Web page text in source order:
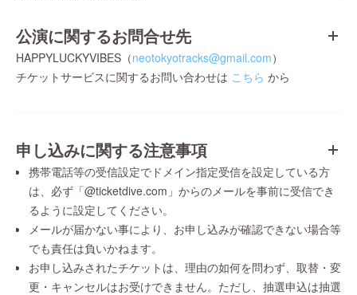
公演に関するお問合せ先
HAPPYLUCKYVIBES（neotokyotracks@gmail.com）
チケットサービスに関するお問い合わせは こちら から
申し込みに関する注意事項
携帯電話等の受信設定でドメイン指定受信を設定している方
は、必ず「@ticketdive.com」からのメールを事前に受信でき
るように設定してください。
メールが届かない事により、お申し込みが確認できない場合等
でも責任は負いかねます。
お申し込みされたチケットは、理由の如何を問わず、取替・変
更・キャンセルはお受けできません。ただし、抽選申込は抽選